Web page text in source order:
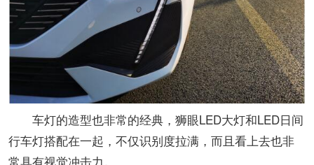
车灯的造型也非常的经典，狮眼LED大灯和LED日间
行车灯搭配在一起，不仅识别度拉满，而且看上去也非
常具有视觉冲击力。